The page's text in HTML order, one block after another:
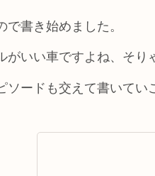
で書き始めました。
がいい車ですよね、そり
ソードも交えて書いてい